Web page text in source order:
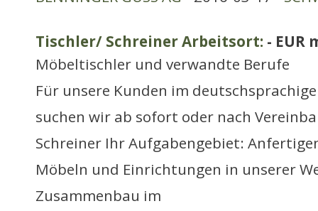
Tischler/ Schreiner Arbeitsort: - EUR
Möbeltischler und verwandte Berufe
Für unsere Kunden im
suchen wir ab sofort oder nach
Schreiner Ihr Aufgabengebiet:
Möbeln und Einrichtungen in unserer
Zusammenbau im